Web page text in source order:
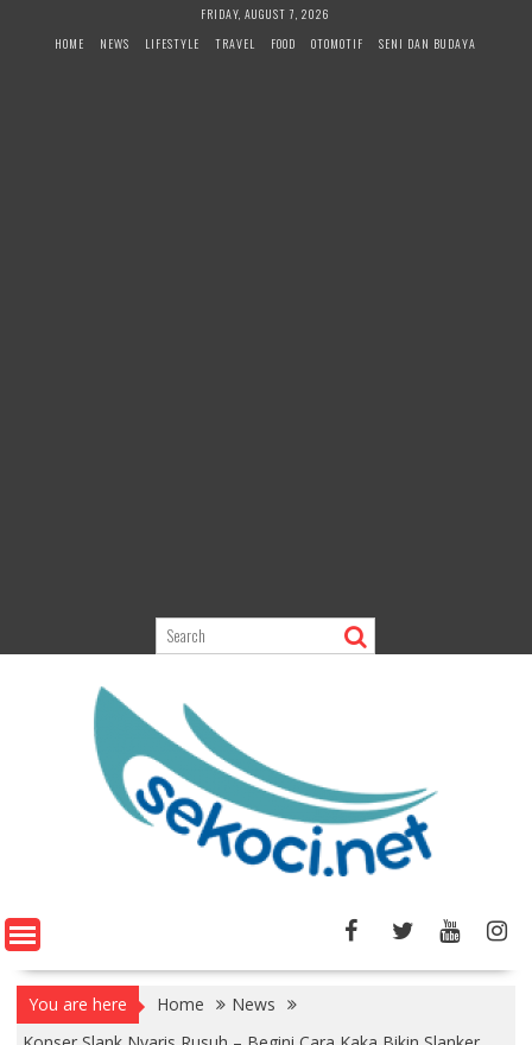
FRIDAY, AUGUST 7, 2026
HOME
NEWS LIFESTYLE TRAVEL FOOD OTOMOTIF SENI DAN BUDAYA
You are here Home
News